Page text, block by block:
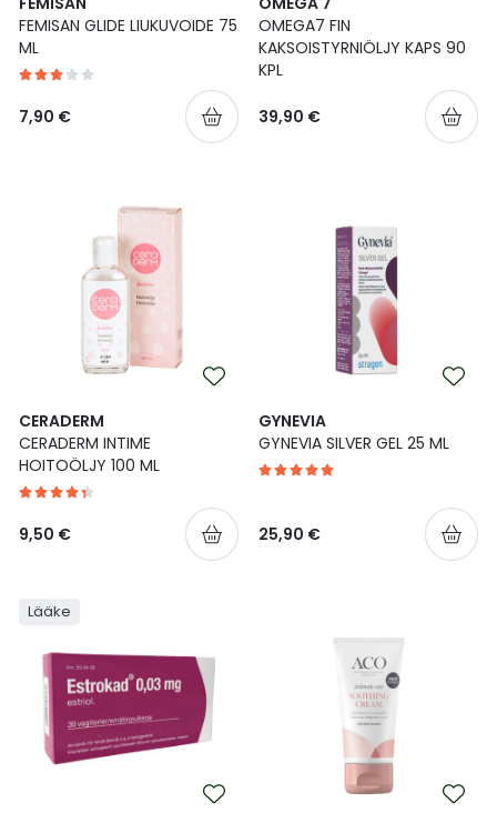
FEMISAN GLIDE LIUKUVOIDE 75
ML
7,90 €
OMEGA7 FIN
KAKSOISTYRNIÖLJY KAPS 90
KPL
39,90 €
CERADERM
CERADERM INTIME
HOITOÖLJY 100 ML
9,50 €
GYNEVIA
GYNEVIA SILVER GEL 25 ML
25,90 €
Lääke